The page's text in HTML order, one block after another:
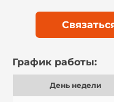
График работы:
День недели